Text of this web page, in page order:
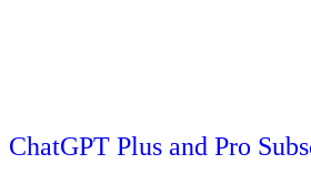
ChatGPT Plus and Pro